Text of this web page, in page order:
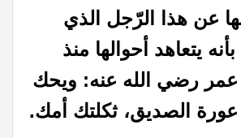
عن هذا الرّجل الذي
بأنه يتعاهد أحوالها منذ
رضي الله عنه: ويحك
عورة الصديق، ثكلتك أمك.